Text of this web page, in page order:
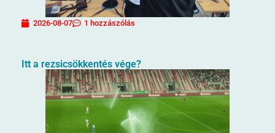
2026-08-07 1 hozzászólás
Itt a rezsicsökkentés vége?